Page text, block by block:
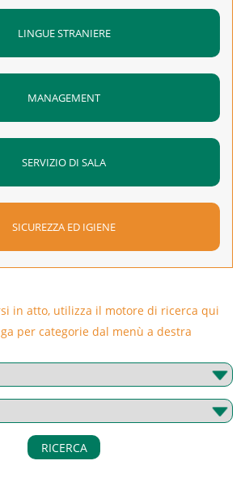
LINGUE STRANIERE
MANAGEMENT
SERVIZIO DI SALA
SICUREZZA ED IGIENE
in atto, utilizza il motore di ricerca qui
per categorie dal menù a destra
RICERCA